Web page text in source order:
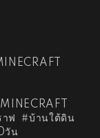
าฟ
บ้านใต้ดิน
วัน